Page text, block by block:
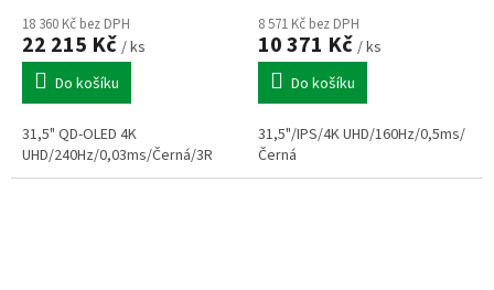
18 360 Kč bez DPH
22 215 Kč / ks
Do košíku
31,5" QD-OLED 4K
UHD/240Hz/0,03ms/Černá/3R
8 571 Kč bez DPH
10 371 Kč / ks
Do košíku
31,5"/IPS/4K UHD/160Hz/0,5ms/
Černá